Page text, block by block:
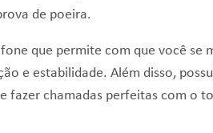
de poeira.
que permite com que você se
e estabilidade. Além disso,
fazer chamadas perfeitas com o